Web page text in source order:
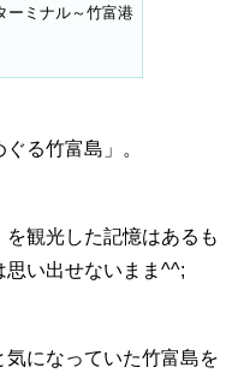
ーミナル～竹富港
る竹富島」。
観光した記憶はあるも
い出せないまま^^;
になっていた竹富島を